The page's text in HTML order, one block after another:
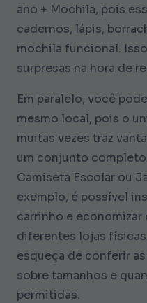
ano + Mochila, pois
cadernos, lápis,
mochila funcional.
surpresas na hora de
Em paralelo, você
mesmo local, pois o
muitas vezes traz
um conjunto
Camiseta Escolar ou
exemplo, é possível
carrinho e economizar
diferentes lojas
esqueça de conferir
sobre tamanhos e
permitidas.